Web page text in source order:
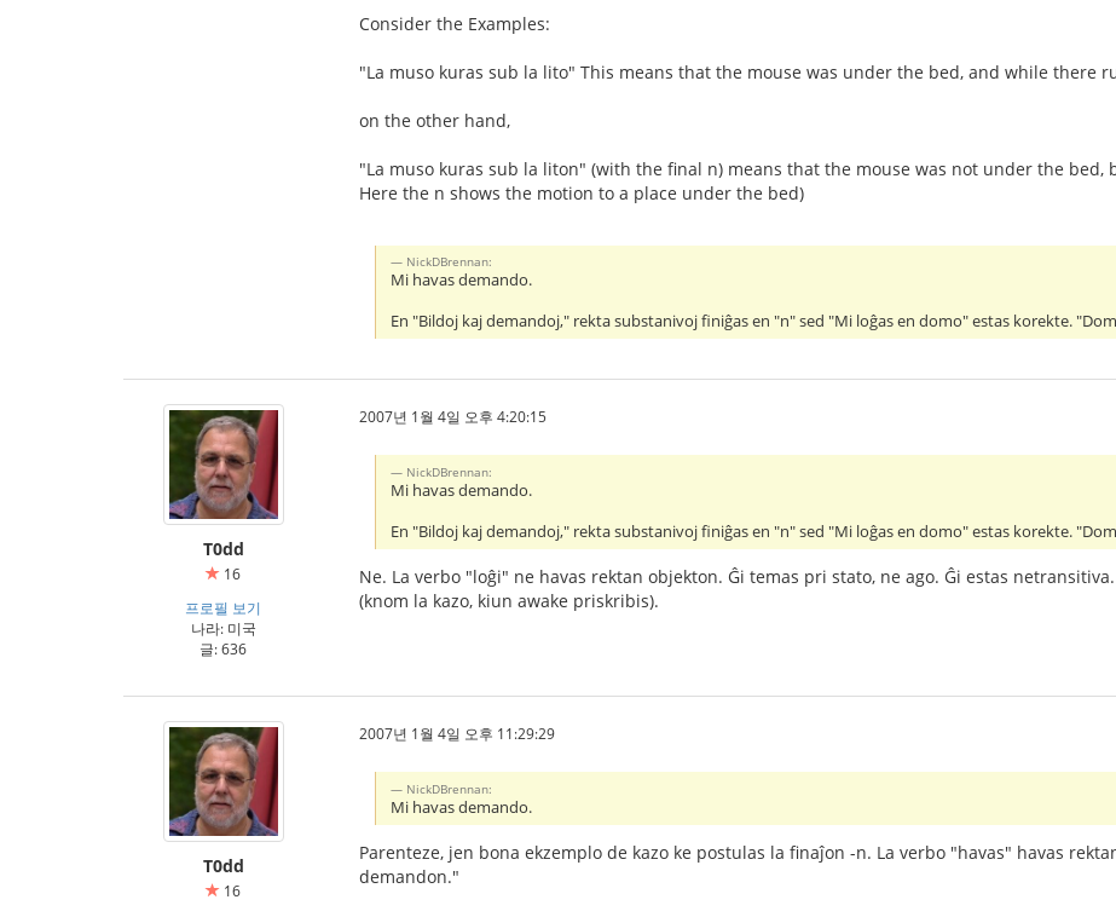
Consider the Examples:
"La muso kuras sub la lito" This means that the mouse was under the bed, and while there
on the other hand,
"La muso kuras sub la liton" (with the final n) means that the mouse was not under the
Here the n shows the motion to a place under the bed)
NickDBrennan:
Mi havas demando.
En "Bildoj kaj demandoj," rekta substanivoj finiĝas en "n" sed "Mi loĝas en domo" estas korekte.
T0dd
16
프로필 보기
나라: 미국
글: 636
2007년 1월 4일 오후 4:20:15
NickDBrennan:
Mi havas demando.
En "Bildoj kaj demandoj," rekta substanivoj finiĝas en "n" sed "Mi loĝas en domo" estas korekte.
Ne. La verbo "loĝi" ne havas rektan objekton. Ĝi temas pri stato, ne ago. Ĝi estas
(knom la kazo, kiun awake priskribis).
T0dd
16
2007년 1월 4일 오후 11:29:29
NickDBrennan:
Mi havas demando.
Parenteze, jen bona ekzemplo de kazo ke postulas la finaĵon -n. La verbo "havas" havas
demandon."